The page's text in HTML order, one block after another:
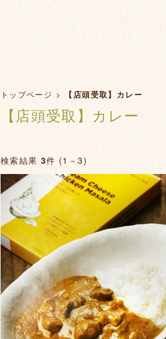
トップページ > 【店頭受取】カレー
【店頭受取】カレー
検索結果 3件 (1－3)